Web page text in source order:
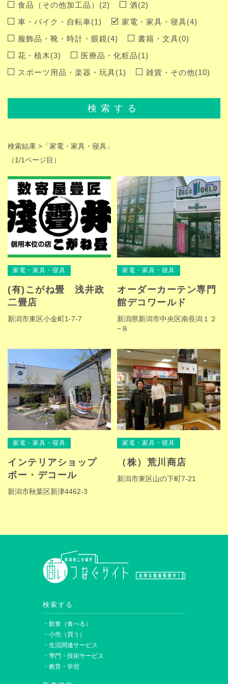
食品（その他加工品）(2)
酒(2)
車・バイク・自転車(1)
家電・家具・寝具(4)
服飾品・靴・時計・眼鏡(4)
書籍・文具(0)
花・植木(3)
医療品・化粧品(1)
スポーツ用品・楽器・玩具(1)
雑貨・その他(10)
検索する
検索結果 > 「家電・家具・寝具」
（1/1ページ目）
家電・家具・寝具
(有)こがね畳 浅井政
二畳店
新潟市東区小金町1-7-7
家電・家具・寝具
オーダーカーテン専門
館デコワールド
新潟県新潟市中央区南長潟１２
−８
家電・家具・寝具
インテリアショップ
ボー・デコール
新潟市秋葉区新津4462-3
家電・家具・寝具
（株）荒川商店
新潟市東区山の下町7-21
検索する
・飲食（食べる）
・小売（買う）
・生活関連サービス
・専門・技術サービス
・教育・学習